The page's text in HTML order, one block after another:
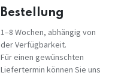
Bestellung
1–8 Wochen, abhängig von
der Verfügbarkeit.
Für einen gewünschten
Liefertermin können Sie uns